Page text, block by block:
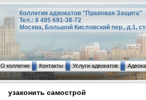
Коллегия адвокатов "Правовая Защита"
Тел.: 8 495 691-38-72
Москва, Большой Кисловский пер., д.1,
О коллегии Контакты Услуги адвокатов
узаконить самострой